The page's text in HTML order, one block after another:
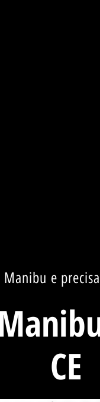
Manibu e
CE